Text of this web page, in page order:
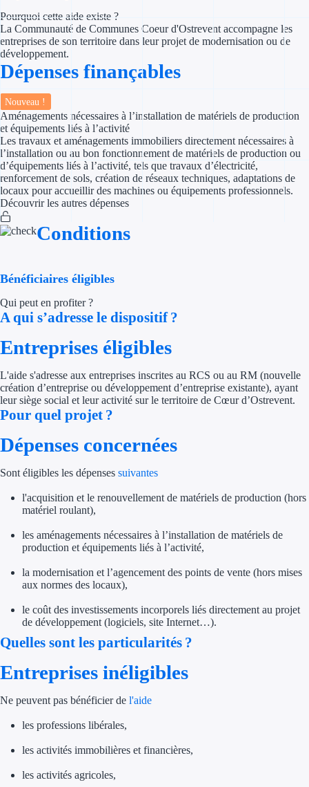
Prêt
Garantie
Par financeur
Simulateur d'éligibilité
Trouvez des idées de
Territoires
Aides Région
Aides Région
Pourquoi cette aide existe ?
La Communauté de Communes Coeur d'Ostrevent accompagne les
entreprises de son territoire dans leur projet de modernisation ou de
développement.
Dépenses finançables
Nouveau !
Aménagements nécessaires à l’installation de matériels de production
et équipements liés à l’activité
Les travaux et aménagements immobiliers directement nécessaires à
l’installation ou au bon fonctionnement de matériels de production ou
d’équipements liés à l’activité, tels que travaux d’électricité,
renforcement de sols, création de réseaux techniques, adaptations de
locaux pour accueillir des machines ou équipements professionnels.
Découvrir les autres dépenses
Conditions
Bénéficiaires éligibles
Qui peut en profiter ?
A qui s’adresse le dispositif ?
Entreprises éligibles
L'aide s'adresse aux entreprises inscrites au RCS ou au RM (nouvelle
création d’entreprise ou développement d’entreprise existante), ayant
leur siège social et leur activité sur le territoire de Cœur d’Ostrevent.
Pour quel projet ?
Dépenses concernées
Sont éligibles les dépenses suivantes
l'acquisition et le renouvellement de matériels de production (hors
matériel roulant),
les aménagements nécessaires à l’installation de matériels de
production et équipements liés à l’activité,
la modernisation et l’agencement des points de vente (hors mises
aux normes des locaux),
le coût des investissements incorporels liés directement au projet
de développement (logiciels, site Internet…).
Quelles sont les particularités ?
Entreprises inéligibles
Ne peuvent pas bénéficier de l'aide
les professions libérales,
les activités immobilières et financières,
les activités agricoles,